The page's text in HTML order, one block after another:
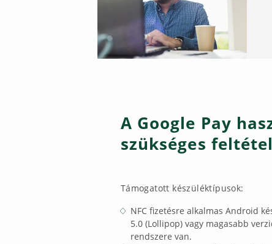
A Google Pay
szükséges
Támogatott készüléktípusok:
NFC fizetésre alkalmas Android
5.0 (Lollipop) vagy magasabb
rendszere van.